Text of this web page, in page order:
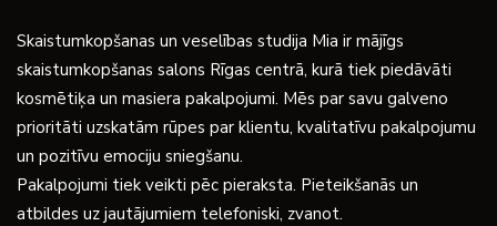
Skaistumkopšanas un veselības studija Mia ir mājīgs
skaistumkopšanas salons Rīgas centrā, kurā tiek piedāvāti
kosmētiķa un masiera pakalpojumi. Mēs par savu galveno
prioritāti uzskatām rūpes par klientu, kvalitatīvu pakalpojumu
un pozitīvu emociju sniegšanu.
Pakalpojumi tiek veikti pēc pieraksta. Pieteikšanās un
atbildes uz jautājumiem telefoniski, zvanot.